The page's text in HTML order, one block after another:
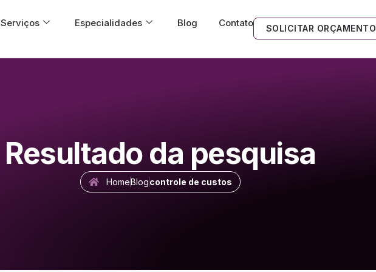
Serviços Especialidades Blog Contato SOLICITAR ORÇAMENTO
Resultado da pesquisa
HomeBlogcontrole de custos